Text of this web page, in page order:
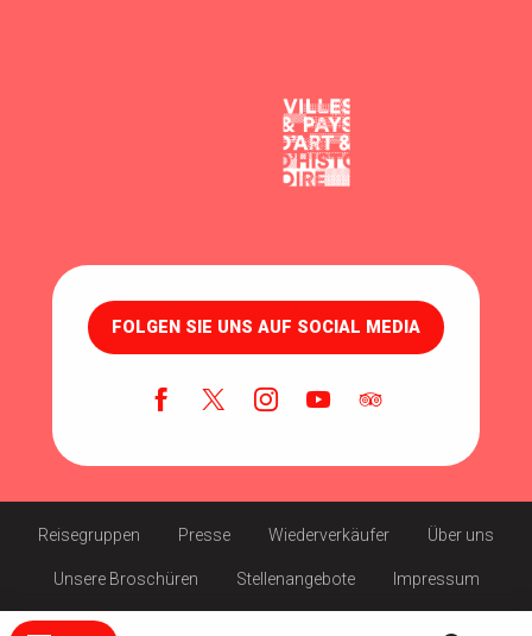
FOLGEN SIE UNS AUF SOCIAL MEDIA
Reisegruppen Presse Wiederverkäufer Über uns
Unsere Broschüren Stellenangebote Impressum